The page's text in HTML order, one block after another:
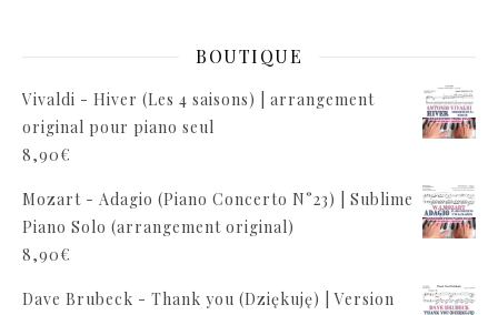
BOUTIQUE
Vivaldi - Hiver (Les 4 saisons) | arrangement
original pour piano seul
8,90€
Mozart - Adagio (Piano Concerto N°23) | Sublime
Piano Solo (arrangement original)
8,90€
Dave Brubeck - Thank you (Dziękuję) | Version